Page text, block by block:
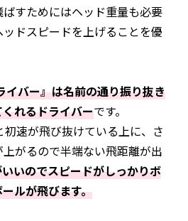
すためにはヘッド重量も必要
ドスピードを上げることを優
イバー』は名前の通り振り抜き
れるドライバーです。
初速が飛び抜けている上に、さ
がるので半端ない飛距離が出
いのでスピードがしっかりボ
ルが飛びます。